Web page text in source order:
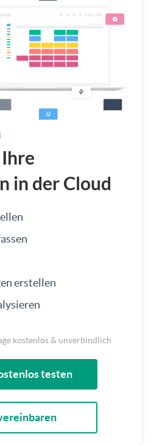
in der Cloud
erstellen
kostenlos & unverbindlich
testen